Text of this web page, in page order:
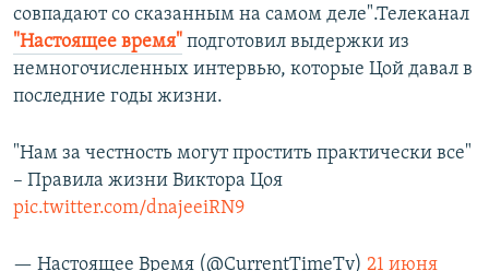
совпадают со сказанным на самом деле".Телеканал
"Настоящее время" подготовил выдержки из
немногочисленных интервью, которые Цой давал в
последние годы жизни.
"Нам за честность могут простить практически все"
– Правила жизни Виктора Цоя
pic.twitter.com/dnajeeiRN9
— Настоящее Время (@CurrentTimeTv) 21 июня